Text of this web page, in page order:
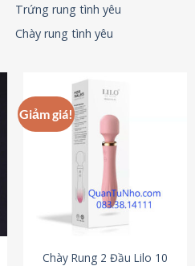
Trứng rung tình yêu
Chày rung tình yêu
Giảm giá!
Chày Rung 2 Đầu Lilo 10